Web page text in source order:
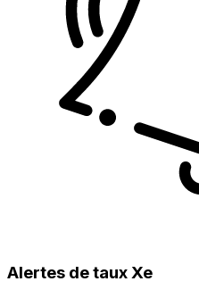
Alertes de taux Xe